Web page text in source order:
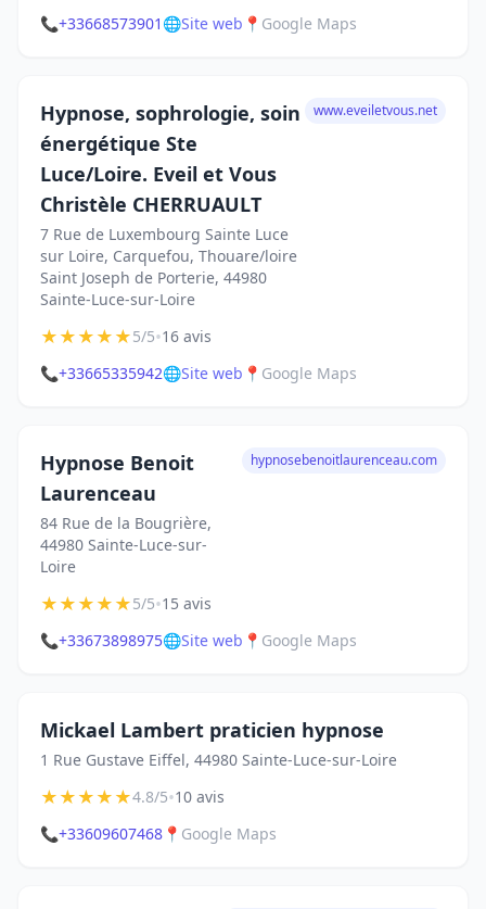
📞+33668573901 🌐Site web 📍 Google Maps
Hypnose, sophrologie, soin
énergétique Ste
Luce/Loire. Eveil et Vous
Christèle CHERRUAULT
7 Rue de Luxembourg Sainte Luce
sur Loire, Carquefou, Thouare/loire
Saint Joseph de Porterie, 44980
Sainte-Luce-sur-Loire
www.eveiletvous.net
★★★★★5/5•16 avis
📞+33665335942🌐Site web 📍 Google Maps
Hypnose Benoit
Laurenceau
84 Rue de la Bougrière,
44980 Sainte-Luce-sur-
Loire
hypnosebenoitlaurenceau.com
★★★★★5/5•15 avis
📞+33673898975🌐Site web 📍 Google Maps
Mickael Lambert praticien hypnose
1 Rue Gustave Eiffel, 44980 Sainte-Luce-sur-Loire
★★★★★4.8/5•10 avis
📞+33609607468 📍 Google Maps